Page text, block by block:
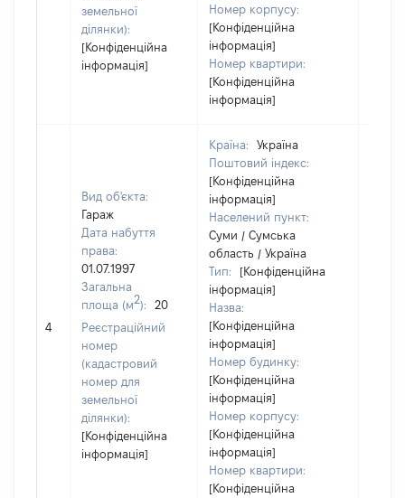
земельної
ділянки):
[Конфіденційна
інформація]
Номер корпусу:
[Конфіденційна
інформація]
Номер квартири:
[Конфіденційна
інформація]
4
Вид об'єкта:
Гараж
Дата набуття
права:
01.07.1997
Загальна
площа (м2):
20
Реєстраційний
номер
(кадастровий
номер для
земельної
ділянки):
[Конфіденційна
інформація]
Країна:
Україна
Поштовий індекс:
[Конфіденційна
інформація]
Населений пункт:
Суми / Сумська
область / Україна
Тип:
[Конфіденційна
інформація]
Назва:
[Конфіденційна
інформація]
Номер будинку:
[Конфіденційна
інформація]
Номер корпусу:
[Конфіденційна
інформація]
Номер квартири:
[Конфіденційна